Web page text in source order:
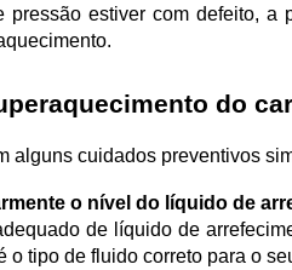
do
alguns cuidados preventivos
o nível do líquido de
de líquido de
o tipo de fluido correto para o